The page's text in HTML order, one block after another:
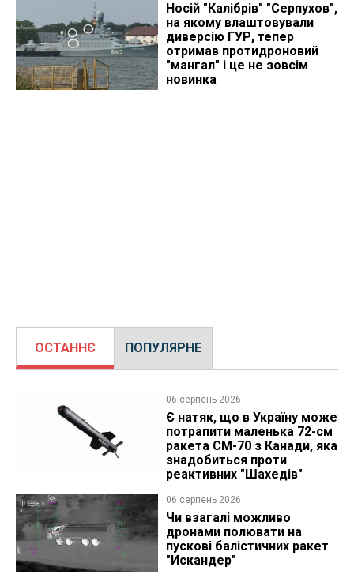
Носій "Калібрів" "Серпухов",
на якому влаштовували
диверсію ГУР, тепер
отримав протидроновий
"мангал" і це не зовсім
новинка
ОСТАННЄ ПОПУЛЯРНЕ
06 серпень 2026
Є натяк, що в Україну може
потрапити маленька 72-см
ракета CM-70 з Канади, яка
знадобиться проти
реактивних "Шахедів"
06 серпень 2026
Чи взагалі можливо
дронами полювати на
пускові балістичних ракет
"Искандер"